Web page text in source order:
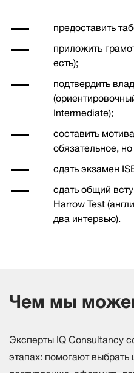
предоставить
приложить
есть);
подтвердить
Intermediate);
составить
обязательное,
сдать экзамен
сдать общий
Harrow Test
два интервью).
Чем мы
Эксперты IQ Consultancy
этапах: помогают выбрать